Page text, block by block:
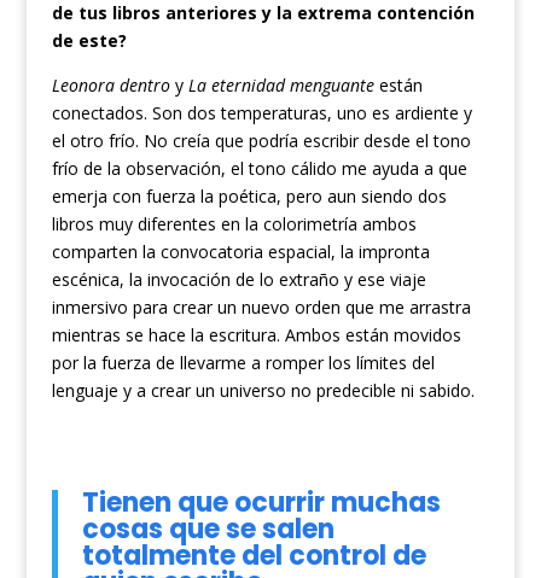
de tus libros anteriores y la extrema contención
de este?
Leonora dentroy La eternidad menguanteestán
conectados. Son dos temperaturas, uno es ardiente y
el otro frío. No creía que podría escribir desde el tono
frío de la observación, el tono cálido me ayuda a que
emerja con fuerza la poética, pero aun siendo dos
libros muy diferentes en la colorimetría ambos
comparten la convocatoria espacial, la impronta
escénica, la invocación de lo extraño y ese viaje
inmersivo para crear un nuevo orden que me arrastra
mientras se hace la escritura. Ambos están movidos
por la fuerza de llevarme a romper los límites del
lenguaje y a crear un universo no predecible ni sabido.
Tienen que ocurrir muchas
cosas que se salen
totalmente del control de